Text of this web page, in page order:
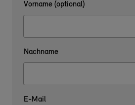
Vorname (optional)
Nachname
E-Mail